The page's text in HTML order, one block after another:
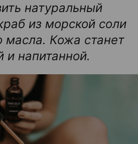
натуральный
из морской соли
масла. Кожа станет
и напитанной.